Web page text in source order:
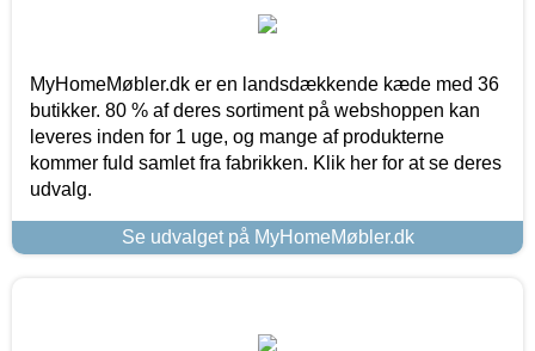
MyHomeMøbler.dk er en landsdækkende kæde med 36
butikker. 80 % af deres sortiment på webshoppen kan
leveres inden for 1 uge, og mange af produkterne
kommer fuld samlet fra fabrikken. Klik her for at se deres
udvalg.
Se udvalget på MyHomeMøbler.dk